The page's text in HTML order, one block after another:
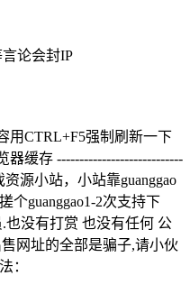
论会封IP
用CTRL+F5强制刷新一下
缓存 ----------------------------
源小站，小站靠guanggao
个guanggao1-2次支持下
也没有打赏 也没有任何 公
网址的全部是骗子,请小伙
：